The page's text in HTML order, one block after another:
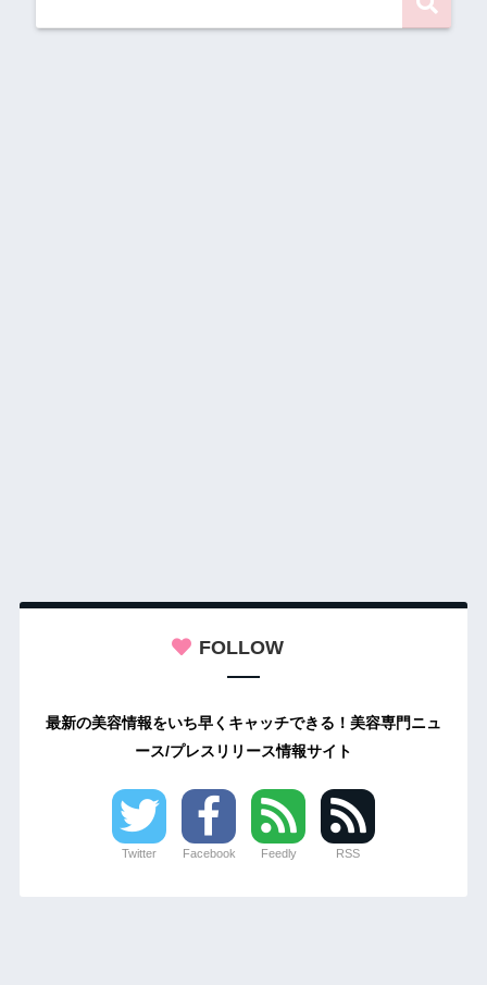
FOLLOW
最新の美容情報をいち早くキャッチできる！美容専門ニュ
ース/プレスリリース情報サイト
Twitter Facebook Feedly RSS